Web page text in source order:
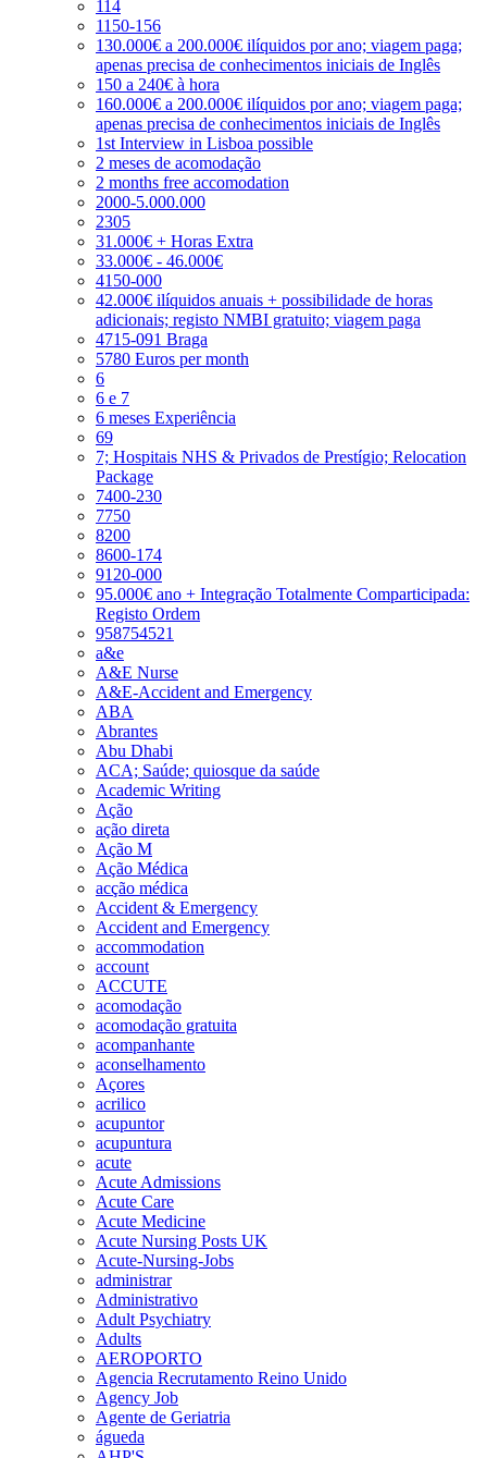
114
1150-156
130.000€ a 200.000€ ilíquidos por ano; viagem paga;
apenas precisa de conhecimentos iniciais de Inglês
150 a 240€ à hora
160.000€ a 200.000€ ilíquidos por ano; viagem paga;
apenas precisa de conhecimentos iniciais de Inglês
1st Interview in Lisboa possible
2 meses de acomodação
2 months free accomodation
2000-5.000.000
2305
31.000€ + Horas Extra
33.000€ - 46.000€
4150-000
42.000€ ilíquidos anuais + possibilidade de horas
adicionais; registo NMBI gratuito; viagem paga
4715-091 Braga
5780 Euros per month
6
6 e 7
6 meses Experiência
69
7; Hospitais NHS & Privados de Prestígio; Relocation
Package
7400-230
7750
8200
8600-174
9120-000
95.000€ ano + Integração Totalmente Comparticipada:
Registo Ordem
958754521
a&e
A&E Nurse
A&E-Accident and Emergency
ABA
Abrantes
Abu Dhabi
ACA; Saúde; quiosque da saúde
Academic Writing
Ação
ação direta
Ação M
Ação Médica
acção médica
Accident & Emergency
Accident and Emergency
accommodation
account
ACCUTE
acomodação
acomodação gratuita
acompanhante
aconselhamento
Açores
acrilico
acupuntor
acupuntura
acute
Acute Admissions
Acute Care
Acute Medicine
Acute Nursing Posts UK
Acute-Nursing-Jobs
administrar
Administrativo
Adult Psychiatry
Adults
AEROPORTO
Agencia Recrutamento Reino Unido
Agency Job
Agente de Geriatria
águeda